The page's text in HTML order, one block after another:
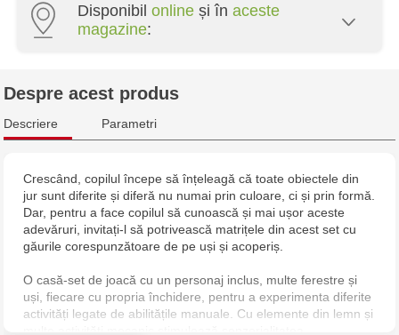
Disponibil online și în aceste
magazine:
Multistore Centru - bd. Cantemir, 6
Jucarenia Buiucani Alfa
Jucărenia Bălți - str. Alexandru Cel Bun, 5
Jucărenia Cahul - str. Ștefan cel Mare, 29А
Jucarenia Ciocana - bd.Mircea cel Bătrân, 39
Despre acest produs
Descriere Parametri
Crescând, copilul începe să înțeleagă că toate obiectele din
jur sunt diferite și diferă nu numai prin culoare, ci și prin formă.
Dar, pentru a face copilul să cunoască și mai ușor aceste
adevăruri, invitați-l să potrivească matrițele din acest set cu
găurile corespunzătoare de pe uși și acoperiș.
O casă-set de joacă cu un personaj inclus, multe ferestre și
uși, fiecare cu propria închidere, pentru a experimenta diferite
activități legate de abilitățile manuale. Cu elemente din lemn și